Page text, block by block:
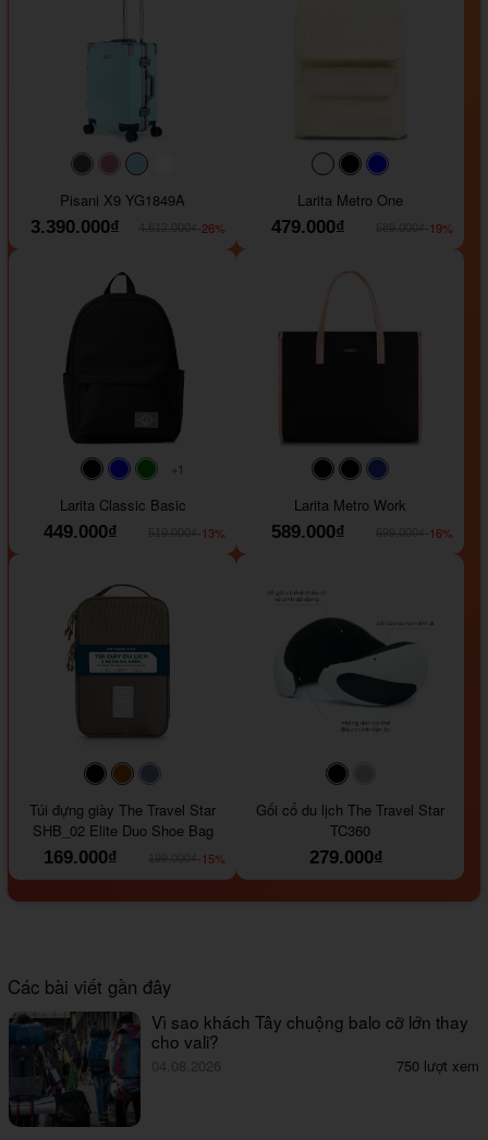
#40454a#b76e79
#9ad8e7
Pisani X9 YG1849A
3.390.000₫
-26%
#faf0e6#000000
Larita Metro One
479.000₫
-19%
#faf0e6
#000000#0000FF#008000
+1
Larita Classic Basic
449.000₫
-13%
#000000#000000
Larita Metro Work
589.000₫
-16%
#000000#964B00
Túi đựng giày The Travel Star
SHB_02 Elite Duo Shoe Bag
169.000₫
-15%
#000000
Gối cổ du lịch The Travel Star
TC360
279.000₫
Các bài viết gần đây
Vì sao khách Tây chuộng balo cỡ lớn thay
cho vali?
04.08.2026 750 lượt xem